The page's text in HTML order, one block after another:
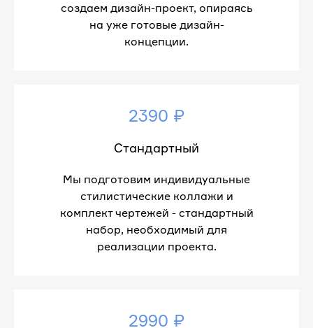
создаем дизайн-проект, опираясь
на уже готовые дизайн-
концепции.
2390 ₽
Стандартный
Мы подготовим индивидуальные
стилистические коллажи и
комплект чертежей - стандартный
набор, необходимый для
реализации проекта.
2990 ₽